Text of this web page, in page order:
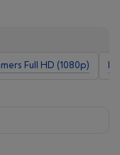
Full HD (1080p)